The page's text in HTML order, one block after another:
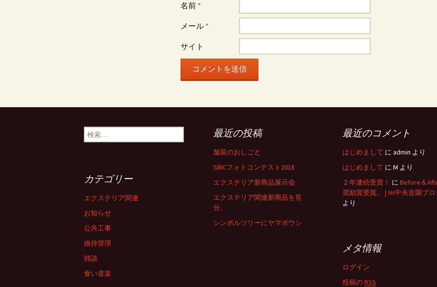
名前 *
メール *
サイト
検
索
最近の投稿
舗装のおしごと
SBICフォトコンテスト2018
エクステリア新商品展示会
エクステリア関連新商品を見
分。
シンボルツリーにヤマボウシ
最近のコメント
はじめまして に admin より
はじめまして に M より
２年連続受賞！ に Before＆
奨励賞受賞。 | ㈱中央造園ブ
より
カテゴリー
エクステリア関連
お知らせ
公共工事
維持管理
雑談
食い道楽
メタ情報
ログイン
投稿のRSS